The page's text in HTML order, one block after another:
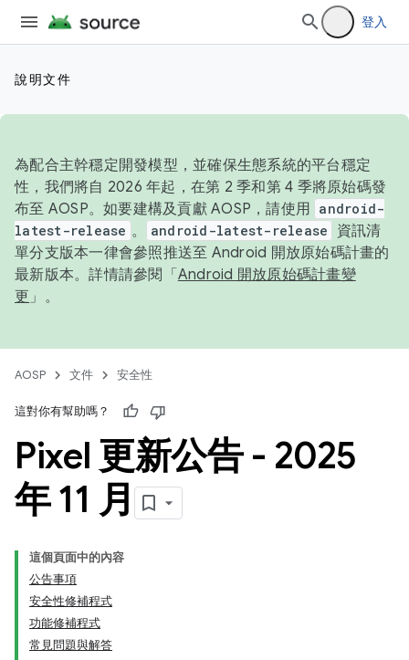
登入
說明文件
為配合主幹穩定開發模型，並確保生態系統的平台穩定
性，我們將自 2026 年起，在第 2 季和第 4 季將原始碼發
布至 AOSP。如要建構及貢獻 AOSP，請使用 android-
latest-release 。 android-latest-release
資訊清
單分支版本一律會參照推送至 Android 開放原始碼計畫的
最新版本。詳情請參閱「 Android 開放原始碼計畫變
更 」。
AOSP 文件 安全性
這對你有幫助嗎？
Pixel 更新公告 - 2025
年 11 月
這個頁面中的內容
公告事項
安全性修補程式
功能修補程式
常見問題與解答